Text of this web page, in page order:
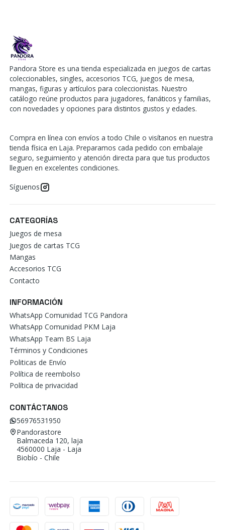
Pandora Store es una tienda especializada en juegos de cartas
coleccionables, singles, accesorios TCG, juegos de mesa,
mangas, figuras y artículos para coleccionistas. Nuestro
catálogo reúne productos para jugadores, fanáticos y familias,
con novedades y opciones para distintos gustos y edades.
Compra en línea con envíos a todo Chile o visítanos en nuestra
tienda física en Laja. Preparamos cada pedido con embalaje
seguro, seguimiento y atención directa para que tus productos
lleguen en excelentes condiciones.
Síguenos
CATEGORÍAS
Juegos de mesa
Juegos de cartas TCG
Mangas
Accesorios TCG
Contacto
INFORMACIÓN
WhatsApp Comunidad TCG Pandora
WhatsApp Comunidad PKM Laja
WhatsApp Team BS Laja
Términos y Condiciones
Politicas de Envío
Política de reembolso
Política de privacidad
CONTÁCTANOS
56976531950
Pandorastore
Balmaceda 120, laja
4560000 Laja - Laja
Biobío - Chile